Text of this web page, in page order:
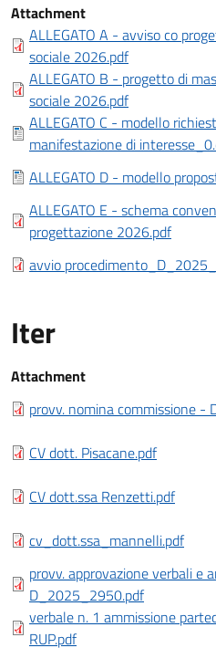
Documentazione a corredo
Attachment
ALLEGATO A - avviso co
sociale 2026.pdf
ALLEGATO B - progetto di
sociale 2026.pdf
ALLEGATO C - modello
manifestazione di
ALLEGATO D - modello
ALLEGATO E - schema
progettazione 2026.pdf
avvio
Iter
Iter
Attachment
provv. nomina commissione
CV dott. Pisacane.pdf
CV dott.ssa Renzetti.pdf
cv_dott.ssa_mannelli.pdf
provv. approvazione verbali e
D_2025_2950.pdf
verbale n. 1 ammissione
RUP.pdf